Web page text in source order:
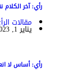
رأي: آخر الكلام
مقالات
يناير 1, 2023
رأي: أساس لا